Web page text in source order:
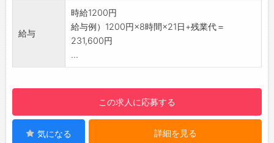
◆職場見学可能！自分が働くイメージができま
す。
みなさまのご応募を心よりお待ちしております
＾＾
☆
【おすすめポイント】
◆未経験OK！
・基礎からしっかり学べるので、製造業が初め
・空調完備の工場で、季節を問わず働きやすい
環境です。
・集中して作業に取り組める清潔で整った職場
給与
時給1200円
給与例）1200円×8時間×21日+残業代＝
231,600円
...
この求人に応募する
気になる 詳細を見る